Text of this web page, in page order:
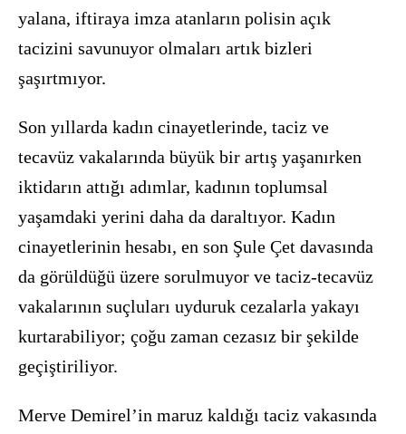
yalana, iftiraya imza atanların polisin açık
tacizini savunuyor olmaları artık bizleri
şaşırtmıyor.
Son yıllarda kadın cinayetlerinde, taciz ve
tecavüz vakalarında büyük bir artış yaşanırken
iktidarın attığı adımlar, kadının toplumsal
yaşamdaki yerini daha da daraltıyor. Kadın
cinayetlerinin hesabı, en son Şule Çet davasında
da görüldüğü üzere sorulmuyor ve taciz-tecavüz
vakalarının suçluları uyduruk cezalarla yakayı
kurtarabiliyor; çoğu zaman cezasız bir şekilde
geçiştiriliyor.
Merve Demirel’in maruz kaldığı taciz vakasında